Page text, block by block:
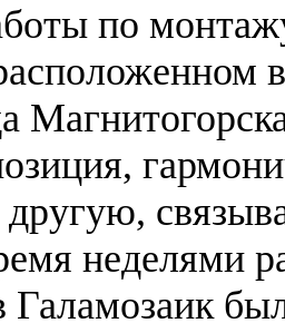
по
другую,
неделями
Галамозаик